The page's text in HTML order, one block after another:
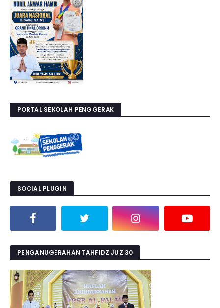
PORTAL SEKOLAH PENGGERAK
SOCIAL PLUGIN
PENGANUGERAHAN TAHFIDZ JUZ 30